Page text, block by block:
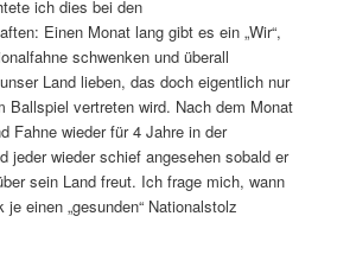
ich dies bei den
Einen Monat lang gibt es ein „Wir“,
schwenken und überall
Land lieben, das doch eigentlich nur
Ballspiel vertreten wird. Nach dem Monat
Fahne wieder für 4 Jahre in der
jeder wieder schief angesehen sobald er
sein Land freut. Ich frage mich, wann
einen „gesunden“ Nationalstolz